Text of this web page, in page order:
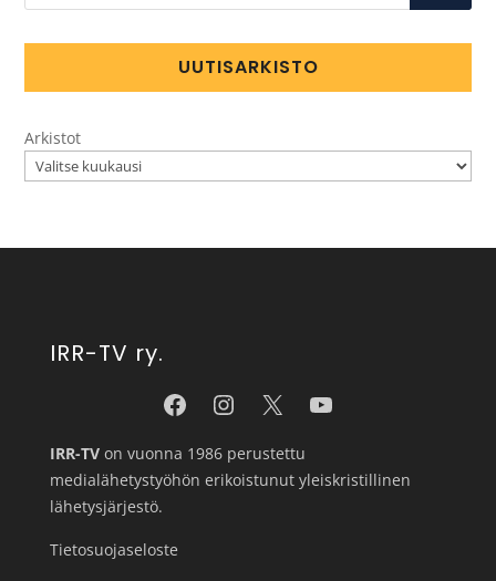
UUTISARKISTO
Arkistot
IRR-TV ry.
IRR-TVon vuonna 1986 perustettu
medialähetystyöhön erikoistunut yleiskristillinen
lähetysjärjestö.
Tietosuojaseloste